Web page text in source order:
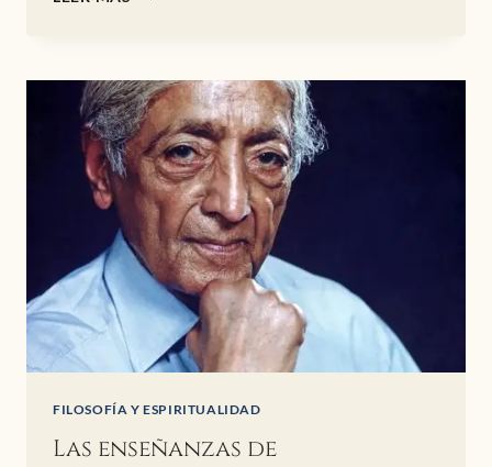
EN
LA
MENTE
FILOSOFÍA Y ESPIRITUALIDAD
Las enseñanzas de